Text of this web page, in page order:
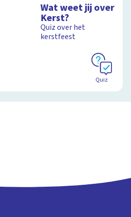
Wat weet jij over
Kerst?
Quiz over het
kerstfeest
Quiz